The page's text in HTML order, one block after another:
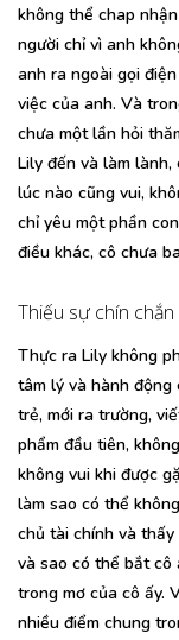
không thể chap
người chỉ vì anh
anh ra ngoài gọi
việc của anh. Và
chưa một lần hỏi
Lily đến và làm
lúc nào cũng vui,
chỉ yêu một phần
điều khác, cô chưa
Thiếu sự chín chắn
Thực ra Lily không
tâm lý và hành động
trẻ, mới ra trường,
phẩm đầu tiên,
không vui khi được
làm sao có thể
chủ tài chính và
và sao có thể bắt cô
trong mơ của cô ấy.
nhiều điểm chung